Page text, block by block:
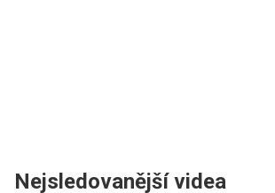
Nejsledovanější videa